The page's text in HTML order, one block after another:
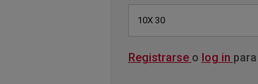
10X 30
Registrarse o log in